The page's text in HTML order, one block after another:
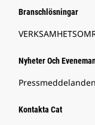
Branschlösningar
Nyheter Och
Kontakta Cat